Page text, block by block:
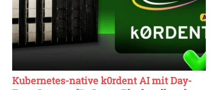
Kubernetes-native k0rdent AI mit Day-